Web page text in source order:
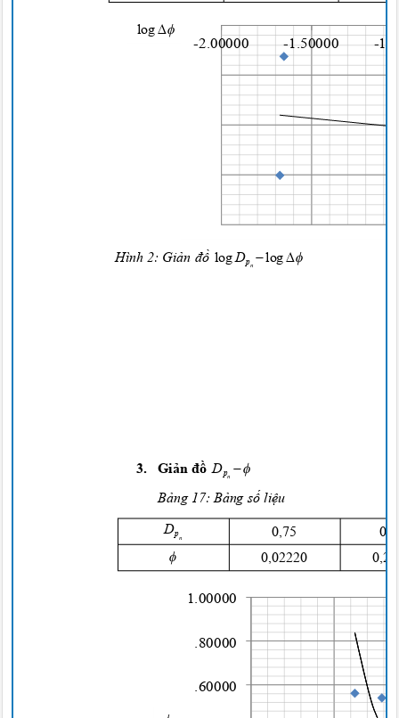
log
-2.00000 -1.50000 -
Hình 2: Giản đồ logDp log
n
3.Giản đồ Dp 
n
Bảng 17:Bảng số liệu
Dp 0 ,75 0
n
 0,02220 0
1.00000
.80000
.60000